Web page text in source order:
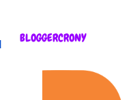
BLOGGERCRONY